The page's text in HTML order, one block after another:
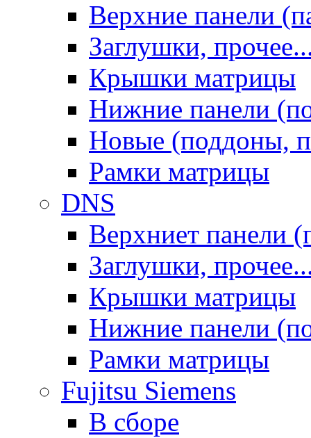
Верхние панели
Заглушки,
Крышки матрицы
Нижние панели
Новые (поддоны,
Рамки матрицы
DNS
Верхниет панели
Заглушки,
Крышки матрицы
Нижние панели
Рамки матрицы
Fujitsu Siemens
В сборе